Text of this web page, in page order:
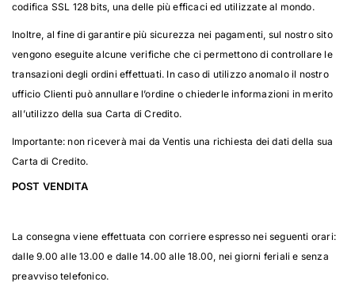
codifica SSL 128 bits, una delle più efficaci ed utilizzate al mondo.
Inoltre, al fine di garantire più sicurezza nei pagamenti, sul nostro sito
vengono eseguite alcune verifiche che ci permettono di controllare le
transazioni degli ordini effettuati. In caso di utilizzo anomalo il nostro
ufficio Clienti può annullare l’ordine o chiederle informazioni in merito
all’utilizzo della sua Carta di Credito.
Importante: non riceverà mai da Ventis una richiesta dei dati della sua
Carta di Credito.
POST VENDITA
La consegna viene effettuata con corriere espresso nei seguenti orari:
dalle 9.00 alle 13.00 e dalle 14.00 alle 18.00, nei giorni feriali e senza
preavviso telefonico.